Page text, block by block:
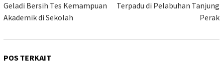
Geladi Bersih Tes Kemampuan
Akademik di Sekolah
Terpadu di Pelabuhan Tanjung
Perak
POS TERKAIT